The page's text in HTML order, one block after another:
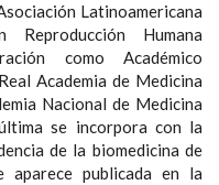
Latinoamericana
Humana
como Académico
Academia de Medicina
Nacional de Medicina
se incorpora con la
de la biomedicina de
publicada en la